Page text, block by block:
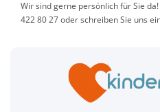
Wir sind gerne persönlich für Sie
422 80 27 oder schreiben Sie uns